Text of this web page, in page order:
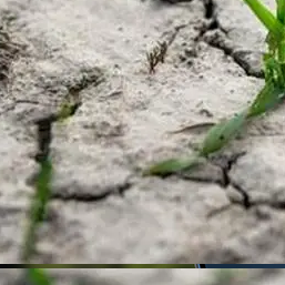
Путешествие К Луне